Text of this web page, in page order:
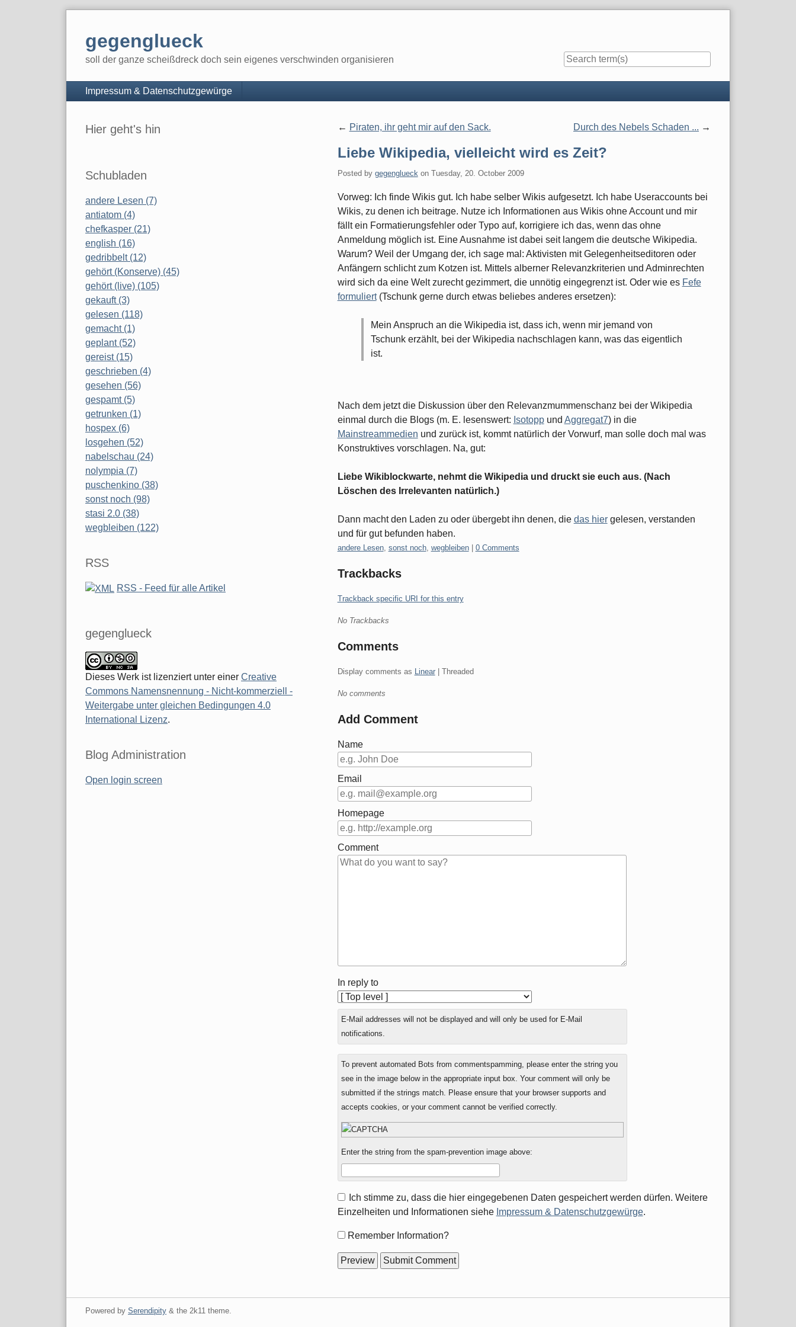
gegenglueck
soll der ganze scheißdreck doch sein eigenes verschwinden organisieren
Navigation
Impressum & Datenschutzgewürge
Piraten, ihr geht mir auf den Sack. Durch des Nebels Schaden ...
Liebe Wikipedia, vielleicht wird es Zeit?
Posted by gegenglueckon Tuesday, 20. October 2009
Vorweg: Ich finde Wikis gut. Ich habe selber Wikis aufgesetzt. Ich habe Useraccounts bei
Wikis, zu denen ich beitrage. Nutze ich Informationen aus Wikis ohne Account und mir
fällt ein Formatierungsfehler oder Typo auf, korrigiere ich das, wenn das ohne
Anmeldung möglich ist. Eine Ausnahme ist dabei seit langem die deutsche Wikipedia.
Warum? Weil der Umgang der, ich sage mal: Aktivisten mit Gelegenheitseditoren oder
Anfängern schlicht zum Kotzen ist. Mittels alberner Relevanzkriterien und Adminrechten
wird sich da eine Welt zurecht gezimmert, die unnötig eingegrenzt ist. Oder wie es Fefe
formuliert(Tschunk gerne durch etwas beliebes anderes ersetzen):
Mein Anspruch an die Wikipedia ist, dass ich, wenn mir jemand von
Tschunk erzählt, bei der Wikipedia nachschlagen kann, was das eigentlich
ist.
Nach dem jetzt die Diskussion über den Relevanzmummenschanz bei der Wikipedia
einmal durch die Blogs (m. E. lesenswert: Isotoppund Aggregat7) in die
Mainstreammedien und zurück ist, kommt natürlich der Vorwurf, man solle doch mal was
Konstruktives vorschlagen. Na, gut:
Liebe Wikiblockwarte, nehmt die Wikipedia und druckt sie euch aus. (Nach
Löschen des Irrelevanten natürlich.)
Dann macht den Laden zu oder übergebt ihn denen, die das hiergelesen, verstanden
und für gut befunden haben.
Categories:
andere Lesen, sonst noch, wegbleiben| 0 Comments
Trackbacks
Trackback specific URI for this entry
No Trackbacks
Comments
Display comments as Linear| Threaded
No comments
Add Comment
Name
Email
Homepage
Comment
In reply to
E-Mail addresses will not be displayed and will only be used for E-Mail
notifications.
To prevent automated Bots from commentspamming, please enter the string you
see in the image below in the appropriate input box. Your comment will only be
submitted if the strings match. Please ensure that your browser supports and
accepts cookies, or your comment cannot be verified correctly.
Enter the string from the spam-prevention image above:
Ich stimme zu, dass die hier eingegebenen Daten gespeichert werden dürfen. Weitere
Einzelheiten und Informationen siehe Impressum & Datenschutzgewürge.
FormRemember Information?
Sidebar
Hier geht's hin
Schubladen
andere Lesen (7)
antiatom (4)
chefkasper (21)
english (16)
gedribbelt (12)
gehört (Konserve) (45)
gehört (live) (105)
gekauft (3)
gelesen (118)
gemacht (1)
geplant (52)
gereist (15)
geschrieben (4)
gesehen (56)
gespamt (5)
getrunken (1)
hospex (6)
losgehen (52)
nabelschau (24)
nolympia (7)
puschenkino (38)
sonst noch (98)
stasi 2.0 (38)
wegbleiben (122)
RSS
RSS - Feed für alle Artikel
gegenglueck
Dieses Werk ist lizenziert unter einer Creative
Commons Namensnennung - Nicht-kommerziell -
Weitergabe unter gleichen Bedingungen 4.0
International Lizenz.
Blog Administration
Open login screen
Powered by Serendipity& the 2k11 theme.